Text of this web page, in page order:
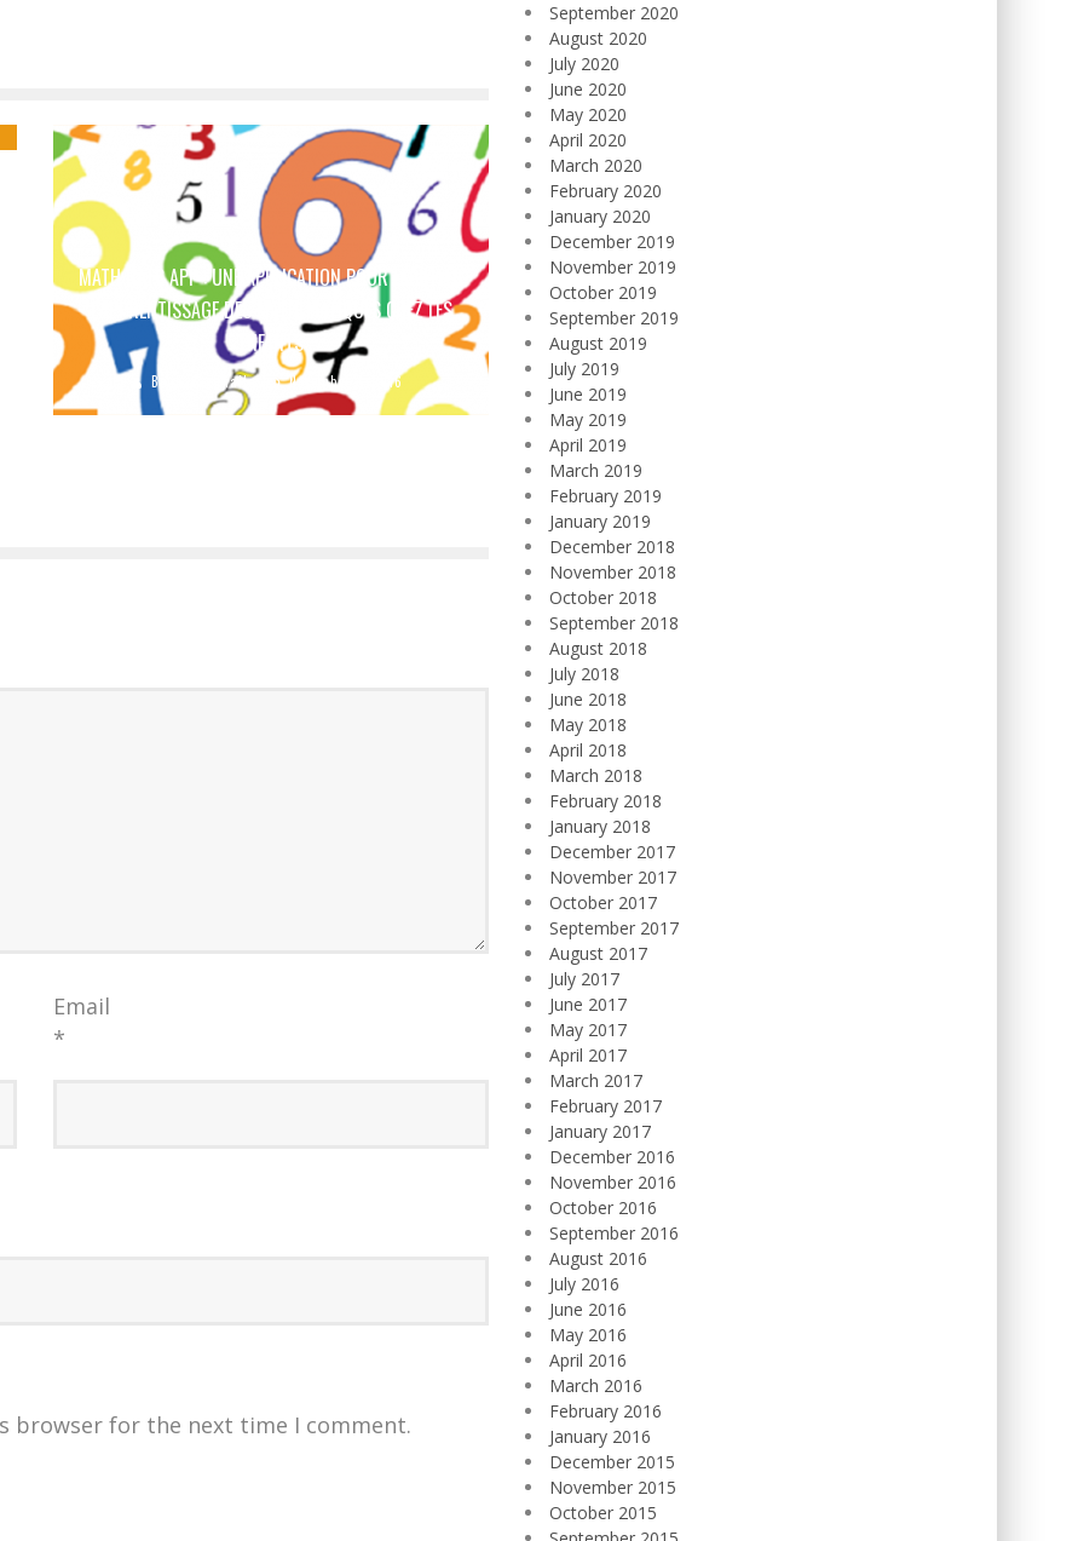
MATH RATS APP : UNE APPLICATION POUR FACILITER
L’APPRENTISSAGE DES MATHÉMATIQUES CHEZ LES
ENFANTS
Boubacar Diallo November 3, 2016
Email
*
browser for the next time I comment.
September 2020
August 2020
July 2020
June 2020
May 2020
April 2020
March 2020
February 2020
January 2020
December 2019
November 2019
October 2019
September 2019
August 2019
July 2019
June 2019
May 2019
April 2019
March 2019
February 2019
January 2019
December 2018
November 2018
October 2018
September 2018
August 2018
July 2018
June 2018
May 2018
April 2018
March 2018
February 2018
January 2018
December 2017
November 2017
October 2017
September 2017
August 2017
July 2017
June 2017
May 2017
April 2017
March 2017
February 2017
January 2017
December 2016
November 2016
October 2016
September 2016
August 2016
July 2016
June 2016
May 2016
April 2016
March 2016
February 2016
January 2016
December 2015
November 2015
October 2015